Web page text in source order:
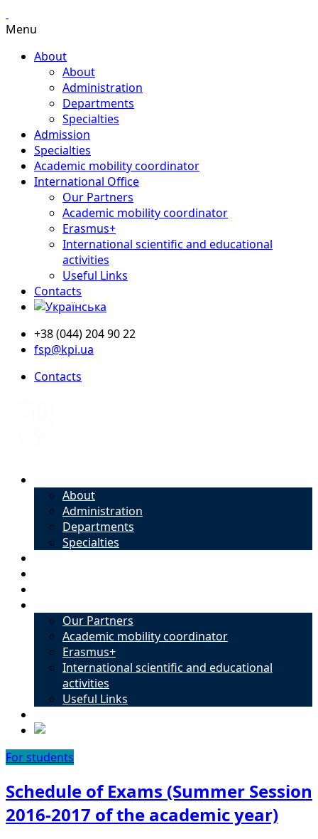
Menu
About
About
Administration
Departments
Specialties
Admission
Specialties
Academic mobility coordinator
International Office
Our Partners
Academic mobility coordinator
Erasmus+
International scientific and educational
activities
Useful Links
Contacts
+38 (044) 204 90 22
fsp@kpi.ua
Contacts
About
Administration
Departments
Specialties
Our Partners
Academic mobility coordinator
Erasmus+
International scientific and educational
activities
Useful Links
For students
Schedule of Exams (Summer Session
2016-2017 of the academic year)